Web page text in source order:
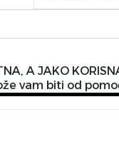
A JAKO
vam biti od